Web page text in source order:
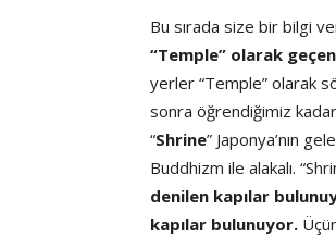
Bu sırada size bir bilgi
“Temple” olarak
yerler “Temple” olarak
sonra öğrendiğimiz
“Shrine” Japonya’nın
Buddhizm ile alakalı.
denilen kapılar
kapılar bulunuyor.